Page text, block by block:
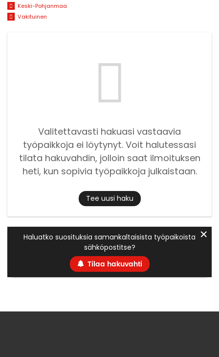
Keski-Pohjanmaa
Vakituinen
Valitettavasti hakuasi vastaavia
työpaikkoja ei löytynyt. Voit halutessasi
tilata hakuvahdin, jolloin saat ilmoituksen
heti, kun sopivia työpaikkoja julkaistaan.
Tee uusi haku
Haluatko suosituksia samankaltaisista työpaikoista
sähköpostitse?
Tilaa hakuvahti
✕